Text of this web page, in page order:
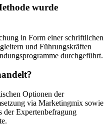
wurde
in Form einer schriftlichen
und Führungskräften
durchgeführt.
Optionen der
via Marketingmix sowie
der Expertenbefragung